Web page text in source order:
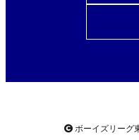
ボーイズリーグ